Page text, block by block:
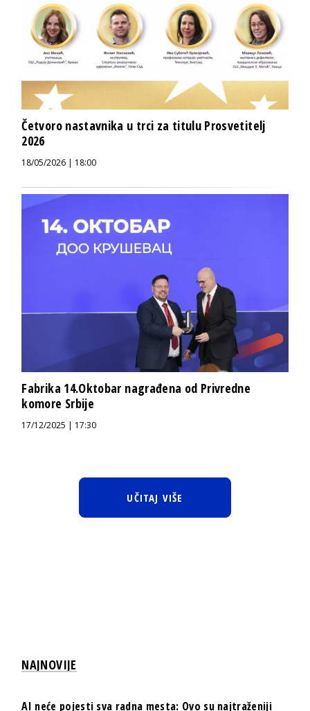
Četvoro nastavnika u trci za titulu Prosvetitelj
2026
18/05/2026 | 18:00
Fabrika 14.Oktobar nagrađena od Privredne
komore Srbije
17/12/2025 | 17:30
UČITAJ VIŠE
NAJNOVIJE
AI neće pojesti sva radna mesta: Ovo su najtraženiji